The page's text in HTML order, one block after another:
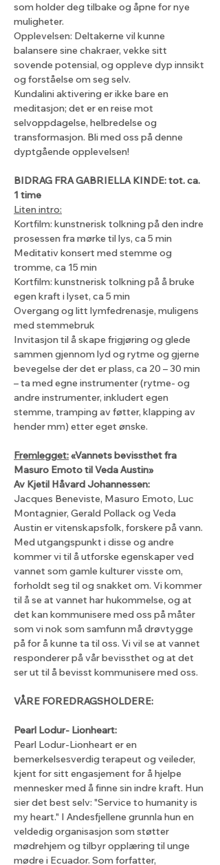
som holder deg tilbake og åpne for nye
muligheter.
Opplevelsen: Deltakerne vil kunne
balansere sine chakraer, vekke sitt
sovende potensial, og oppleve dyp innsikt
og forståelse om seg selv.
Kundalini aktivering er ikke bare en
meditasjon; det er en reise mot
selvoppdagelse, helbredelse og
transformasjon. Bli med oss på denne
dyptgående opplevelsen!
BIDRAG FRA GABRIELLA KINDE: tot. ca.
1 time
Liten intro:
Kortfilm: kunstnerisk tolkning på den indre
prosessen fra mørke til lys, ca 5 min
Meditativ konsert med stemme og
tromme, ca 15 min
Kortfilm: kunstnerisk tolkning på å bruke
egen kraft i lyset, ca 5 min
Overgang og litt lymfedrenasje, muligens
med stemmebruk
Invitasjon til å skape frigjøring og glede
sammen gjennom lyd og rytme og gjerne
bevegelse der det er plass, ca 20 – 30 min
– ta med egne instrumenter (rytme- og
andre instrumenter, inkludert egen
stemme, tramping av føtter, klapping av
hender mm) etter eget ønske.
Fremlegget: «Vannets bevissthet fra
Masuro Emoto til Veda Austin»
Av Kjetil Håvard Johannessen:
Jacques Beneviste, Masuro Emoto, Luc
Montagnier, Gerald Pollack og Veda
Austin er vitenskapsfolk, forskere på vann.
Med utgangspunkt i disse og andre
kommer vi til å utforske egenskaper ved
vannet som gamle kulturer visste om,
forholdt seg til og snakket om. Vi kommer
til å se at vannet har hukommelse, og at
det kan kommunisere med oss på måter
som vi nok som samfunn må drøvtygge
på for å kunne ta til oss. Vi vil se at vannet
responderer på vår bevissthet og at det
ser ut til å bevisst kommunisere med oss.
VÅRE FOREDRAGSHOLDERE:
Pearl Lodur- Lionheart:
Pearl Lodur-Lionheart er en
bemerkelsesverdig terapeut og veileder,
kjent for sitt engasjement for å hjelpe
mennesker med å finne sin indre kraft. Hun
sier det best selv: "Service to humanity is
my heart." I Andesfjellene grunnla hun en
veldedig organisasjon som støtter
mødrehjem og tilbyr opplæring til unge
mødre i Ecuador. Som forfatter,